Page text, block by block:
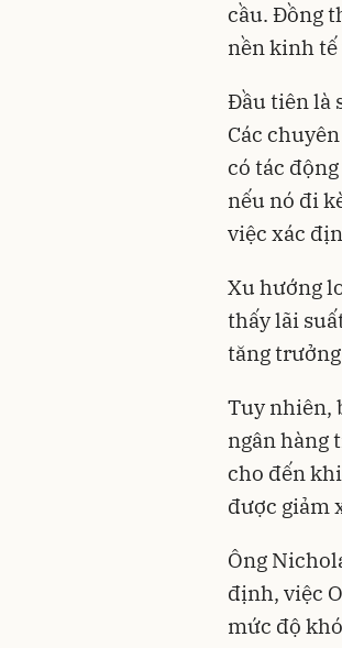
cầu. Đồng
nền kinh tế
Đầu tiên là
Các
có tác
nếu nó đi
việc xác
Xu hướng
thấy lãi
tăng
Tuy nhiên,
ngân hàng
cho đến
được giảm
Ông
định, việc
mức độ